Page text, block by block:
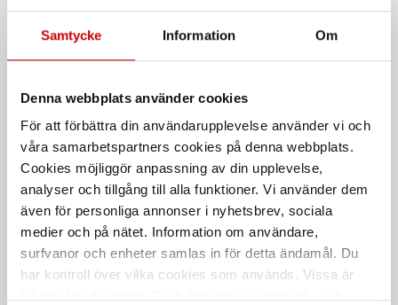
Samtycke Information Om
Denna webbplats använder cookies
För att förbättra din användarupplevelse använder vi och
våra samarbetspartners cookies på denna webbplats.
Cookies möjliggör anpassning av din upplevelse,
analyser och tillgång till alla funktioner. Vi använder dem
även för personliga annonser i nyhetsbrev, sociala
medier och på nätet. Information om användare,
surfvanor och enheter samlas in för detta ändamål. Du
har kontroll över vilka cookies som används. Vissa är
Trasor Vita Lakan Extra
Trasor Vita Lakan Prima
Prima 10 kg
Prima 10kg